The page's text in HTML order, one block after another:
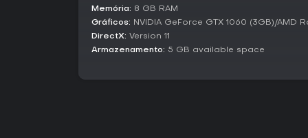
Memória: 8 GB RAM
Gráficos: NVIDIA GeForce GTX 1060 (3GB)/AMD
DirectX: Version 11
Armazenamento: 5 GB available space